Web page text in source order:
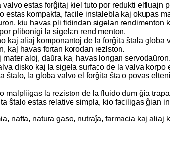
estas forĝitaj kiel tuto por redukti elfluajn
estas kompakta, facile instalebla kaj okupas
kiu havas pli fidindan sigelan
plibonigi la sigelan rendimenton.
kaj aliaj komponantoj de la forĝita ŝtala
kaj havas fortan korodan reziston.
daŭra kaj havas longan servodaŭron.
disko kaj la sigela surfaco de la valva korpo
ŝtalo, la globa valvo el forĝita ŝtalo povas
malpliigas la reziston de la fluido dum ĝia
ŝtalo estas relative simpla, kio faciligas ĝian
nafta, natura gaso, nutraĵa, farmacia kaj aliaj